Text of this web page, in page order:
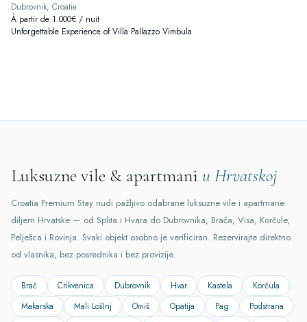
Dubrovnik, Croatie
À partir de 1.000€ / nuit
Unforgettable Experience of Villa Pallazzo Vimbula
Luksuzne vile & apartmani u Hrvatskoj
Croatia Premium Stay nudi pažljivo odabrane luksuzne vile i apartmane
diljem Hrvatske — od Splita i Hvara do Dubrovnika, Brača, Visa, Korčule,
Pelješca i Rovinja. Svaki objekt osobno je verificiran. Rezervirajte direktno
od vlasnika, bez posrednika i bez provizije.
Brač Crikvenica Dubrovnik Hvar Kastela
Korčula
Makarska
Mali LošInj Omiš Opatija Pag
Podstrana